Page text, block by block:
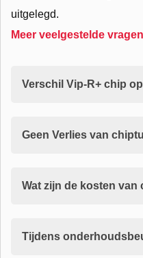
uitgelegd.
Meer veelgestelde
Verschil Vip-R+ chip
Geen Verlies van
Wat zijn de kosten van
Tijdens